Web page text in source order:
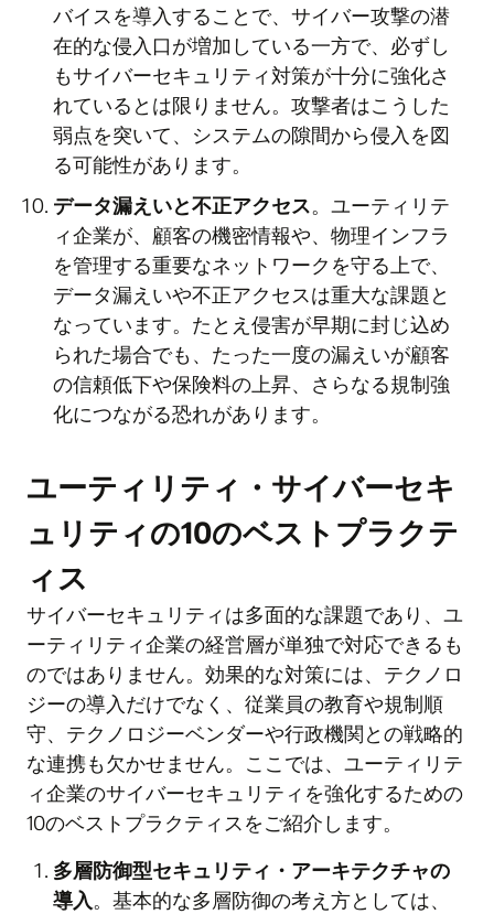
バイスを導入することで、サイバー攻撃の潜
在的な侵入口が増加している一方で、必ずし
もサイバーセキュリティ対策が十分に強化さ
れているとは限りません。攻撃者はこうした
弱点を突いて、システムの隙間から侵入を図
る可能性があります。
データ漏えいと不正アクセス。ユーティリテ
ィ企業が、顧客の機密情報や、物理インフラ
を管理する重要なネットワークを守る上で、
データ漏えいや不正アクセスは重大な課題と
なっています。たとえ侵害が早期に封じ込め
られた場合でも、たった一度の漏えいが顧客
の信頼低下や保険料の上昇、さらなる規制強
化につながる恐れがあります。
ユーティリティ・サイバーセキ
ュリティの10のベストプラクテ
ィス
サイバーセキュリティは多面的な課題であり、ユ
ーティリティ企業の経営層が単独で対応できるも
のではありません。効果的な対策には、テクノロ
ジーの導入だけでなく、従業員の教育や規制順
守、テクノロジーベンダーや行政機関との戦略的
な連携も欠かせません。ここでは、ユーティリテ
ィ企業のサイバーセキュリティを強化するための
10のベストプラクティスをご紹介します。
多層防御型セキュリティ・アーキテクチャの
導入。基本的な多層防御の考え方としては、